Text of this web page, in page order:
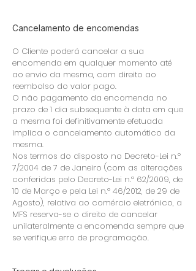
Cancelamento de encomendas
O Cliente poderá cancelar a sua
encomenda em qualquer momento até
ao envio da mesma, com direito ao
reembolso do valor pago.
O não pagamento da encomenda no
prazo de 1 dia subsequente à data em que
a mesma foi definitivamente efetuada
implica o cancelamento automático da
mesma.
Nos termos do disposto no Decreto-Lei n.º
7/2004 de 7 de Janeiro (com as alterações
conferidas pelo Decreto-Lei n.º 62/2009, de
10 de Março e pela Lei n.º 46/2012, de 29 de
Agosto), relativa ao comércio eletrónico, a
MFS reserva-se o direito de cancelar
unilateralmente a encomenda sempre que
se verifique erro de programação.